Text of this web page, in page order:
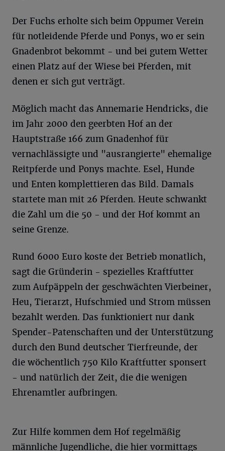
Der Fuchs erholte sich beim Oppumer Verein
für notleidende Pferde und Ponys, wo er sein
Gnadenbrot bekommt - und bei gutem Wetter
einen Platz auf der Wiese bei Pferden, mit
denen er sich gut verträgt.
Möglich macht das Annemarie Hendricks, die
im Jahr 2000 den geerbten Hof an der
Hauptstraße 166 zum Gnadenhof für
vernachlässigte und "ausrangierte" ehemalige
Reitpferde und Ponys machte. Esel, Hunde
und Enten komplettieren das Bild. Damals
startete man mit 26 Pferden. Heute schwankt
die Zahl um die 50 - und der Hof kommt an
seine Grenze.
Rund 6000 Euro koste der Betrieb monatlich,
sagt die Gründerin - spezielles Kraftfutter
zum Aufpäppeln der geschwächten Vierbeiner,
Heu, Tierarzt, Hufschmied und Strom müssen
bezahlt werden. Das funktioniert nur dank
Spender-Patenschaften und der Unterstützung
durch den Bund deutscher Tierfreunde, der
die wöchentlich 750 Kilo Kraftfutter sponsert
- und natürlich der Zeit, die die wenigen
Ehrenamtler aufbringen.
Zur Hilfe kommen dem Hof regelmäßig
männliche Jugendliche, die hier vormittags